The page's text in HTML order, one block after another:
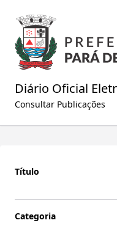
Diário Oficial
Consultar Publicações
Título
Categoria